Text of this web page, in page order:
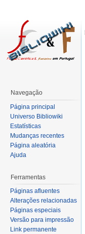
Navegação
Página principal
Universo Bibliowiki
Estatísticas
Mudanças recentes
Página aleatória
Ajuda
Ferramentas
Páginas afluentes
Alterações relacionadas
Páginas especiais
Versão para impressão
Link permanente